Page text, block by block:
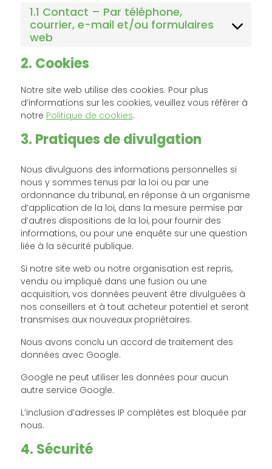
1.1 Contact – Par téléphone,
courrier, e-mail et/ou formulaires
web
2. Cookies
Notre site web utilise des cookies. Pour plus
d’informations sur les cookies, veuillez vous référer à
notre Politique de cookies.
3. Pratiques de divulgation
Nous divulguons des informations personnelles si
nous y sommes tenus par la loi ou par une
ordonnance du tribunal, en réponse à un organisme
d’application de la loi, dans la mesure permise par
d’autres dispositions de la loi, pour fournir des
informations, ou pour une enquête sur une question
liée à la sécurité publique.
Si notre site web ou notre organisation est repris,
vendu ou impliqué dans une fusion ou une
acquisition, vos données peuvent être divulguées à
nos conseillers et à tout acheteur potentiel et seront
transmises aux nouveaux propriétaires.
Nous avons conclu un accord de traitement des
données avec Google.
Google ne peut utiliser les données pour aucun
autre service Google.
L’inclusion d’adresses IP complètes est bloquée par
nous.
4. Sécurité